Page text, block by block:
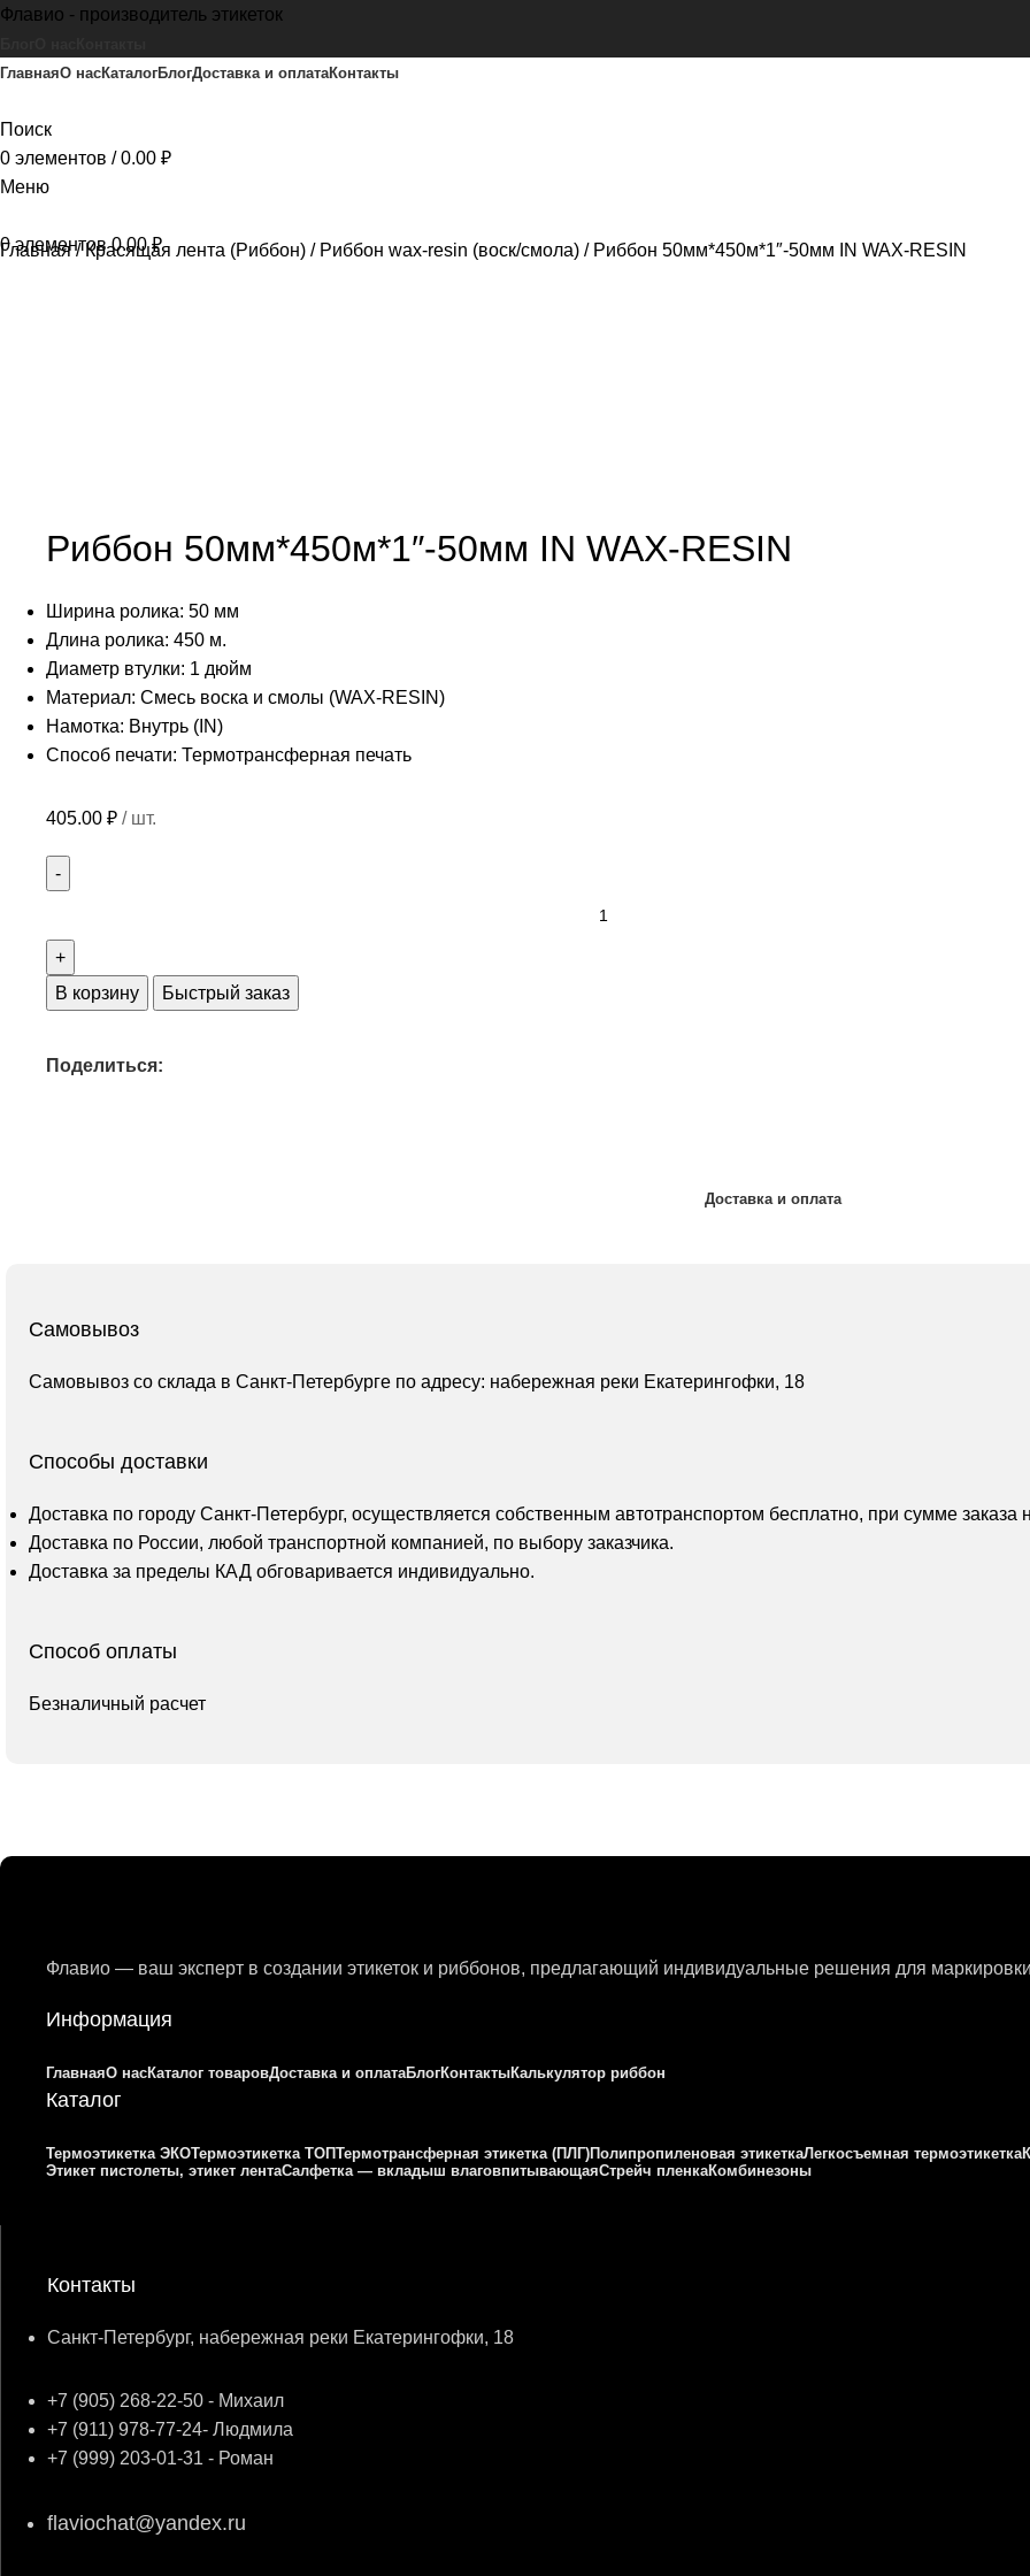
Флавио - производитель этикеток
ГлавнаяО насКаталогБлогДоставка и оплатаКонтакты
Поиск
0 элементов / 0.00 ₽
Меню
0элементов 0.00₽
Главная Красящая лента (Риббон) Риббон wax-resin (воск/смола) Риббон 50мм*450м*1″-50мм IN WAX-RESIN
Риббон 50мм*450м*1″-50мм IN WAX-RESIN
Ширина ролика: 50 мм
Длина ролика: 450 м.
Диаметр втулки: 1 дюйм
Материал: Смесь воска и смолы (WAX-RESIN)
Намотка: Внутрь (IN)
Способ печати: Термотрансферная печать
405.00 ₽ / шт.
В корзину Быстрый заказ
Поделиться:
Доставка и оплата
Самовывоз
Самовывоз со склада в Санкт-Петербурге по адресу: набережная реки Екатерингофки, 18
Способы доставки
Доставка по городу Санкт-Петербург, осуществляется собственным автотранспортом бесплатно, при сумме заказа
Доставка по России, любой транспортной компанией, по выбору заказчика.
Доставка за пределы КАД обговаривается индивидуально.
Способ оплаты
Безналичный расчет
Флавио — ваш эксперт в создании этикеток и риббонов, предлагающий индивидуальные решения для
Информация
ГлавнаяО насКаталог товаровДоставка и оплатаБлогКонтактыКалькулятор риббон
Каталог
Термоэтикетка ЭКОТермоэтикетка ТОПТермотрансферная этикетка (ПЛГ)Полипропиленовая этикеткаЛегкосъемная термоэтикетка
Этикет пистолеты, этикет лентаСалфетка — вкладыш влаговпитывающаяСтрейч пленкаКомбинезоны
Контакты
Санкт-Петербург, набережная реки Екатерингофки, 18
+7 (905) 268-22-50 - Михаил
+7 (911) 978-77-24- Людмила
+7 (999) 203-01-31 - Роман
flaviochat@yandex.ru